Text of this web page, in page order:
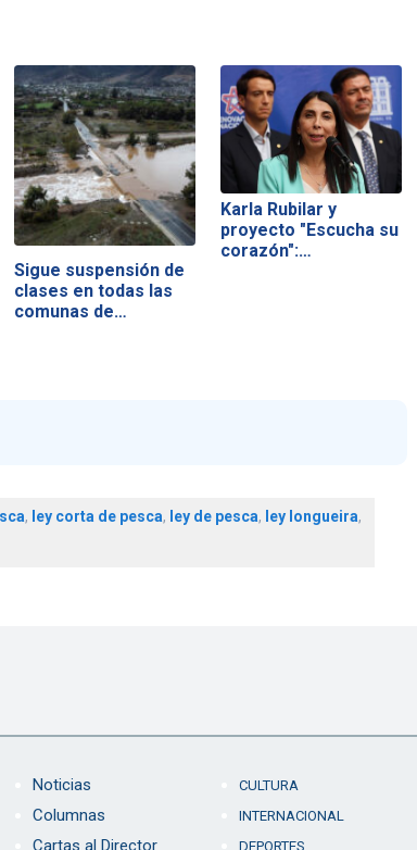
Sigue suspensión de
clases en todas las
comunas de…
Karla Rubilar y
proyecto "Escucha su
corazón":…
, ley corta de pesca, ley de pesca, ley longueira,
Noticias
Columnas
Cartas al Director
CULTURA
INTERNACIONAL
DEPORTES